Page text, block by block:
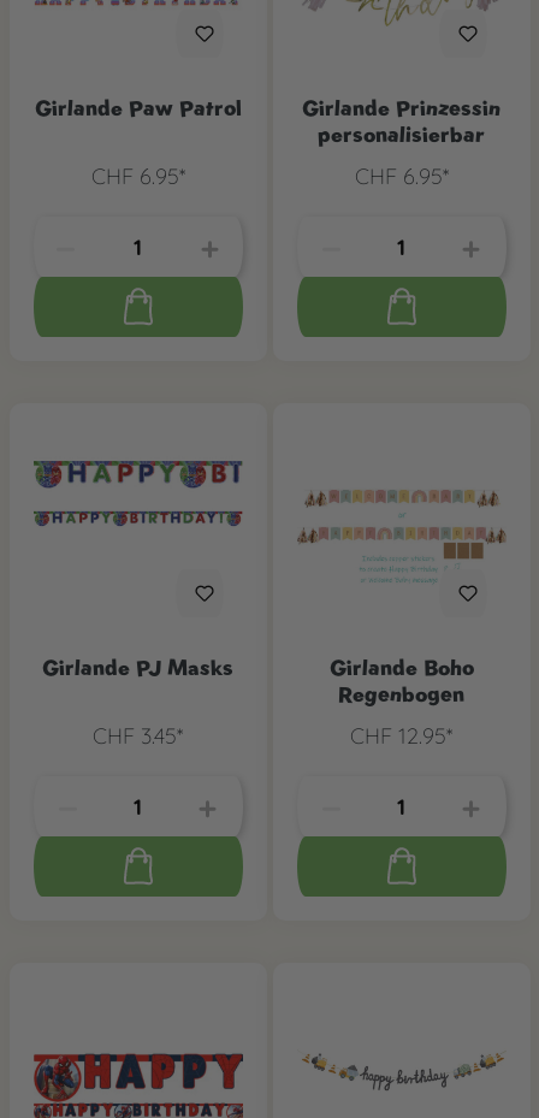
Girlande Paw Patrol
CHF 6.95*
Girlande Prinzessin
personalisierbar
CHF 6.95*
Girlande PJ Masks
CHF 3.45*
Girlande Boho
Regenbogen
CHF 12.95*